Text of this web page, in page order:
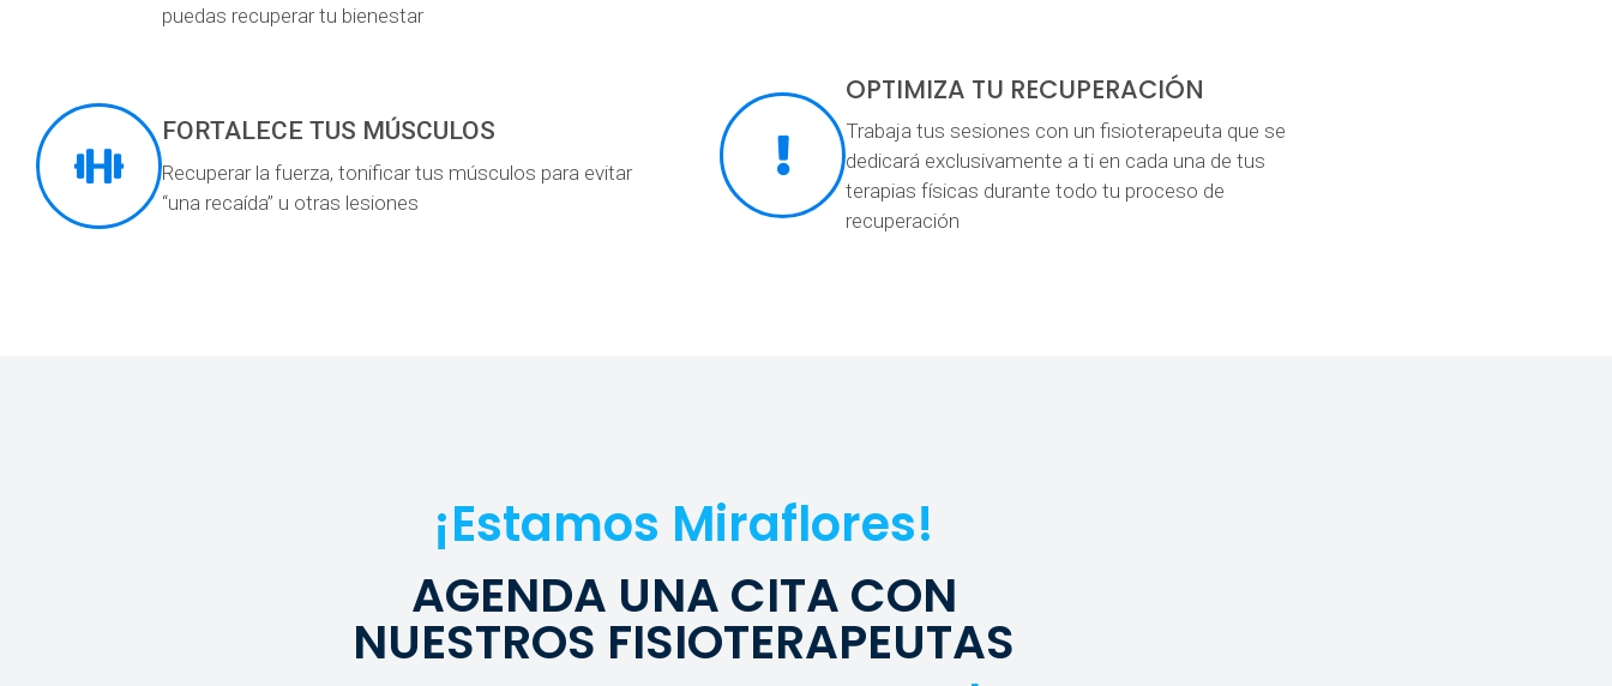
puedas recuperar tu bienestar
FORTALECE TUS MÚSCULOS
Recuperar la fuerza, tonificar tus músculos para evitar
“una recaída” u otras lesiones
OPTIMIZA TU RECUPERACIÓN
Trabaja tus sesiones con un fisioterapeuta que se
dedicará exclusivamente a ti en cada una de tus
terapias físicas durante todo tu proceso de
recuperación
¡Estamos Miraflores!
AGENDA UNA CITA CON
NUESTROS FISIOTERAPEUTAS